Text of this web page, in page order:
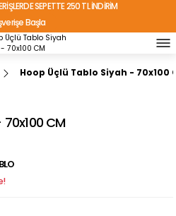
SEPETTE 250 TL İNDİRİM
Başla
YERİNE ÜCRETSİZ KARGO!
Hoop Üçlü Tablo Siyah - 70x100
CM